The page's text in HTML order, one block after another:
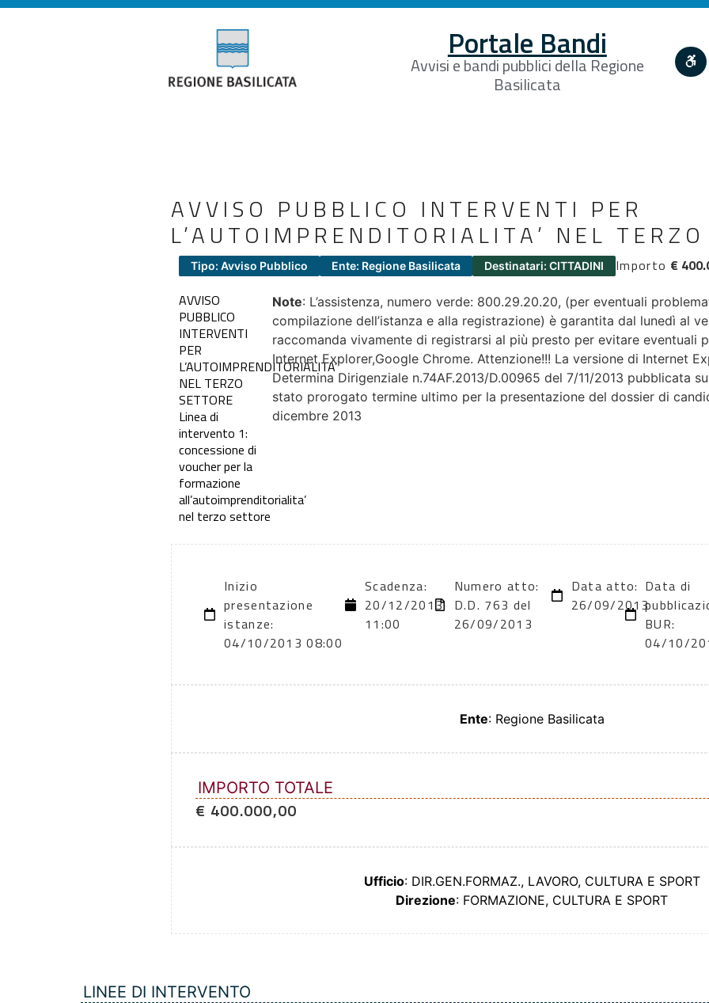
Portale Bandi
Avvisi e bandi pubblici della Regione
Basilicata
AVVISO PUBBLICO INTERVENTI PER
L’AUTOIMPRENDITORIALITA’ NEL
Tipo: Avviso Pubblico Ente: Regione Basilicata Destinatari: CITTADINI Importo €
AVVISO
PUBBLICO
INTERVENTI
PER
L’AUTOIMPRENDITORIALITA’
NEL TERZO
SETTORE
Linea di
intervento 1:
concessione di
voucher per la
formazione
all’autoimprenditorialita’
nel terzo settore
Note: L’assistenza, numero verde: 800.29.20.20, (per eventuali
compilazione dell’istanza e alla registrazione) è garantita dal lunedì al
raccomanda vivamente di registrarsi al più presto per evitare eventuali
Internet Explorer,Google Chrome. Attenzione!!! La versione di Internet
Determina Dirigenziale n.74AF.2013/D.00965 del 7/11/2013 pubblicata
stato prorogato termine ultimo per la presentazione del dossier di
dicembre 2013
Inizio
presentazione
istanze:
04/10/2013 08:00
Scadenza:
20/12/2013
11:00
Numero atto:
D.D. 763 del
26/09/2013
Data atto:
26/09/2013
Data di
BUR:
04/10/
Ente: Regione Basilicata
IMPORTO TOTALE
€ 400.000,00
Ufficio: DIR.GEN.FORMAZ., LAVORO, CULTURA E SPORT
Direzione: FORMAZIONE, CULTURA E SPORT
LINEE DI INTERVENTO